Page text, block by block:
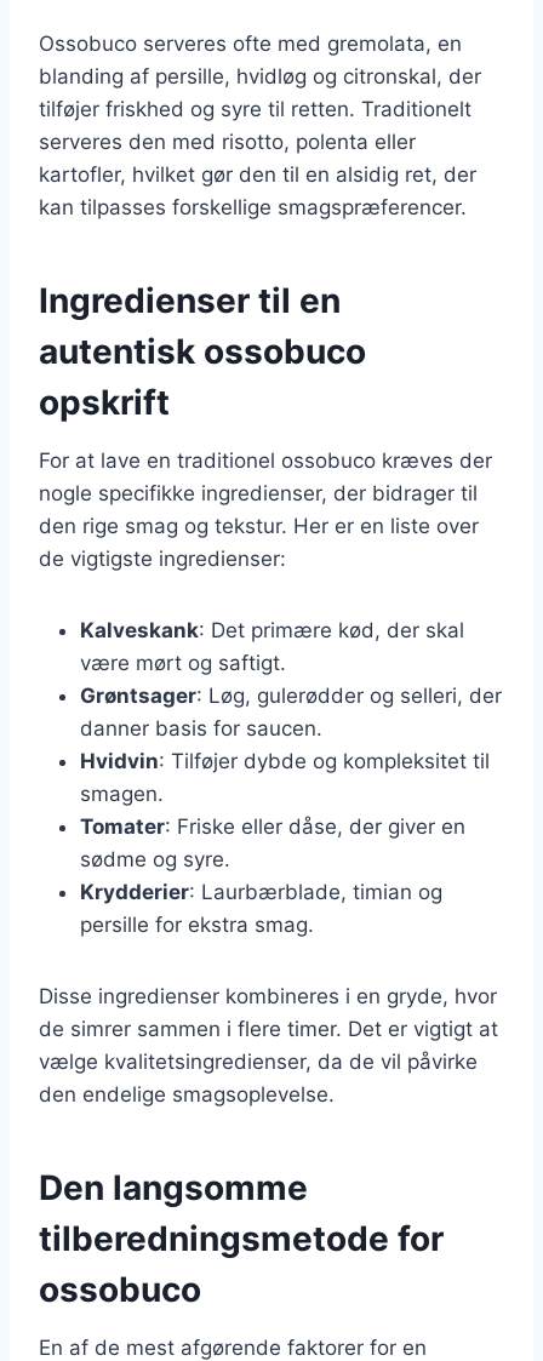
Ossobuco serveres ofte med gremolata, en
blanding af persille, hvidløg og citronskal, der
tilføjer friskhed og syre til retten. Traditionelt
serveres den med risotto, polenta eller
kartofler, hvilket gør den til en alsidig ret, der
kan tilpasses forskellige smagspræferencer.
Ingredienser til en
autentisk ossobuco
opskrift
For at lave en traditionel ossobuco kræves der
nogle specifikke ingredienser, der bidrager til
den rige smag og tekstur. Her er en liste over
de vigtigste ingredienser:
Kalveskank: Det primære kød, der skal
være mørt og saftigt.
Grøntsager: Løg, gulerødder og selleri, der
danner basis for saucen.
Hvidvin: Tilføjer dybde og kompleksitet til
smagen.
Tomater: Friske eller dåse, der giver en
sødme og syre.
Krydderier: Laurbærblade, timian og
persille for ekstra smag.
Disse ingredienser kombineres i en gryde, hvor
de simrer sammen i flere timer. Det er vigtigt at
vælge kvalitetsingredienser, da de vil påvirke
den endelige smagsoplevelse.
Den langsomme
tilberedningsmetode for
ossobuco
En af de mest afgørende faktorer for en